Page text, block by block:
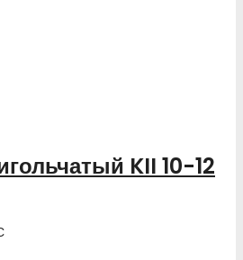
KII 10-12